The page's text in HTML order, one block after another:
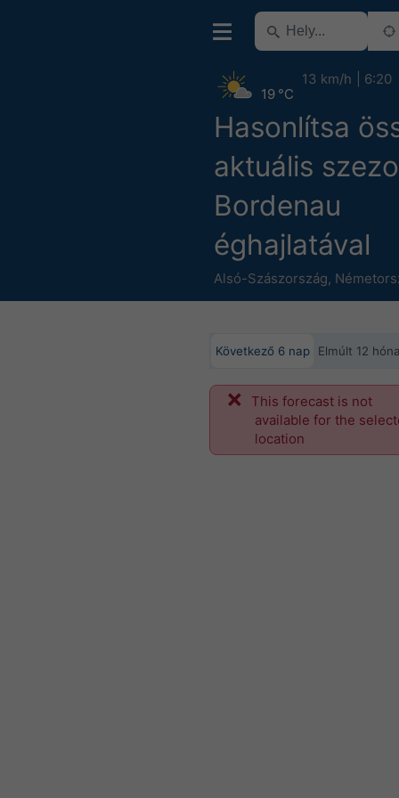
Hasonlítsa
aktuális
Bordenau
éghajlatával
Alsó-Szászország,
19 °C
13 km/h 6:20
Következő 6 nap Elmúlt 12
This forecast is not
available for the
location